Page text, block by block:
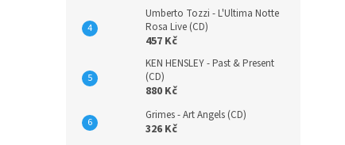
Umberto Tozzi - L'Ultima Notte
Rosa Live (CD)
457 Kč
KEN HENSLEY - Past & Present
(CD)
880 Kč
Grimes - Art Angels (CD)
326 Kč